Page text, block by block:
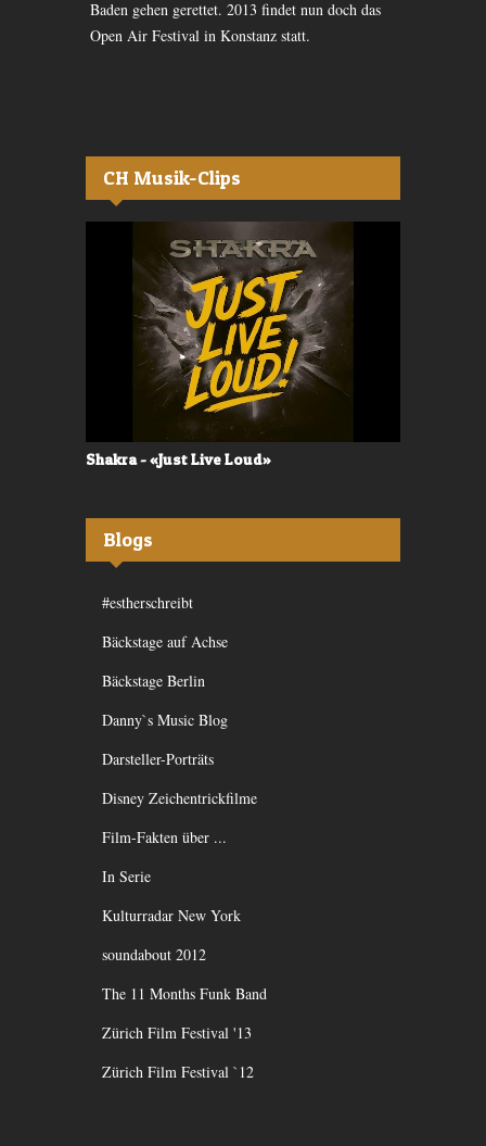
Baden gehen gerettet. 2013 findet nun doch das
Open Air Festival in Konstanz statt.
CH Musik-Clips
Shakra - «Just Live Loud»
Blogs
#estherschreibt
Bäckstage auf Achse
Bäckstage Berlin
Danny`s Music Blog
Darsteller-Porträts
Disney Zeichentrickfilme
Film-Fakten über ...
In Serie
Kulturradar New York
soundabout 2012
The 11 Months Funk Band
Zürich Film Festival '13
Zürich Film Festival `12